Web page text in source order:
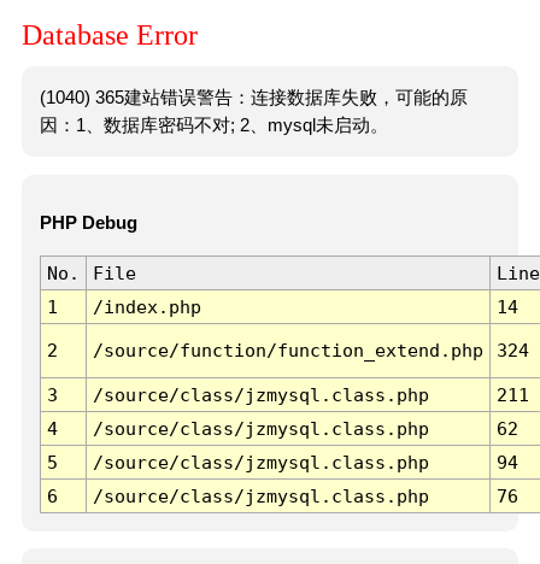
Database Error
(1040) 365建站错误警告：连接数据库失败，可能的原
因：1、数据库密码不对; 2、mysql未启动。
PHP Debug
No. File
Line
1
/index.php 14
2 /source/function/function_extend.php 324
3 /source/class/jzmysql.class.php
211
4
/source/class/jzmysql.class.php
62
5
/source/class/jzmysql.class.php
94
6
/source/class/jzmysql.class.php 76